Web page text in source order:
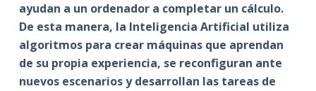
ayudan a un ordenador a completar un cálculo.
De esta manera, la Inteligencia Artificial utiliza
algoritmos para crear máquinas que aprendan
de su propia experiencia, se reconfiguran ante
nuevos escenarios y desarrollan las tareas de